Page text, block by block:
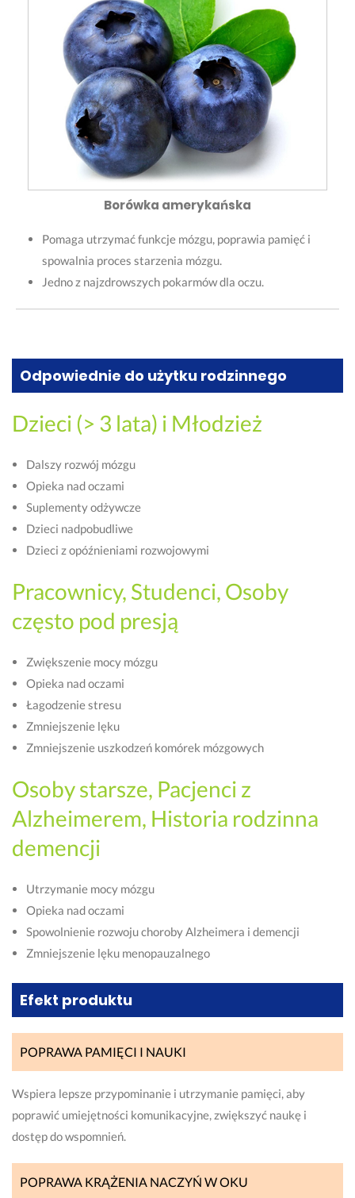
Borówka amerykańska
Pomaga utrzymać funkcje mózgu, poprawia pamięć i
spowalnia proces starzenia mózgu.
Jedno z najzdrowszych pokarmów dla oczu.
Odpowiednie do użytku rodzinnego
Dzieci (> 3 lata) i Młodzież
Dalszy rozwój mózgu
Opieka nad oczami
Suplementy odżywcze
Dzieci nadpobudliwe
Dzieci z opóźnieniami rozwojowymi
Pracownicy, Studenci, Osoby
często pod presją
Zwiększenie mocy mózgu
Opieka nad oczami
Łagodzenie stresu
Zmniejszenie lęku
Zmniejszenie uszkodzeń komórek mózgowych
Osoby starsze, Pacjenci z
Alzheimerem, Historia rodzinna
demencji
Utrzymanie mocy mózgu
Opieka nad oczami
Spowolnienie rozwoju choroby Alzheimera i demencji
Zmniejszenie lęku menopauzalnego
Efekt produktu
POPRAWA PAMIĘCI I NAUKI
Wspiera lepsze przypominanie i utrzymanie pamięci, aby
poprawić umiejętności komunikacyjne, zwiększyć naukę i
dostęp do wspomnień.
POPRAWA KRĄŻENIA NACZYŃ W OKU